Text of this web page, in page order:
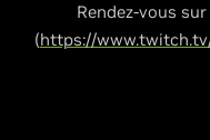
Rendez-vous
(https://